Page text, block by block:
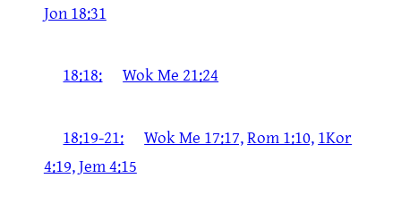
Jon 18:31
18:18: Wok Me 21:24
18:19-21: Wok Me 17:17,Rom 1:10,1Kor
4:19,Jem 4:15